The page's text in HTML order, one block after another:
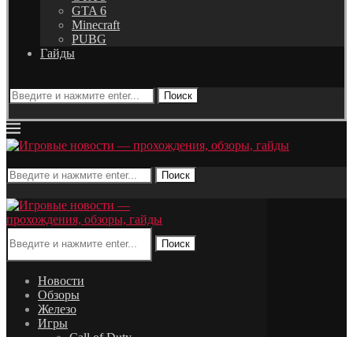
GTA 6
Minecraft
PUBG
Гайды
Поиск
Поиск
Поиск
Новости
Обзоры
Железо
Игры